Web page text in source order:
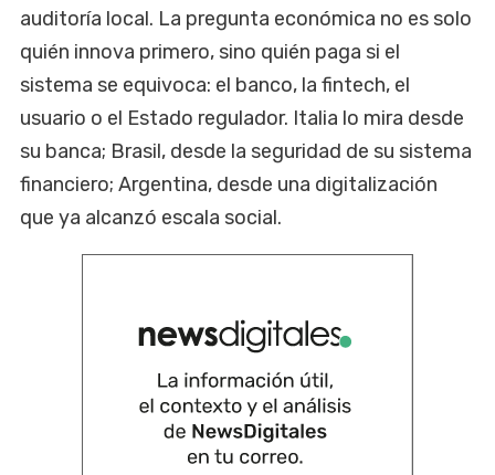
auditoría local. La pregunta económica no es solo
quién innova primero, sino quién paga si el
sistema se equivoca: el banco, la fintech, el
usuario o el Estado regulador. Italia lo mira desde
su banca; Brasil, desde la seguridad de su sistema
financiero; Argentina, desde una digitalización
que ya alcanzó escala social.